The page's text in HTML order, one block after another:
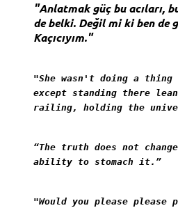
"Anlatmak güç bu acıları,
de belki. Değil mi ki ben de
Kaçıcıyım."
"She wasn't doing a
except standing there
railing, holding the
“The truth does not
ability to stomach it.”
"Would you please please